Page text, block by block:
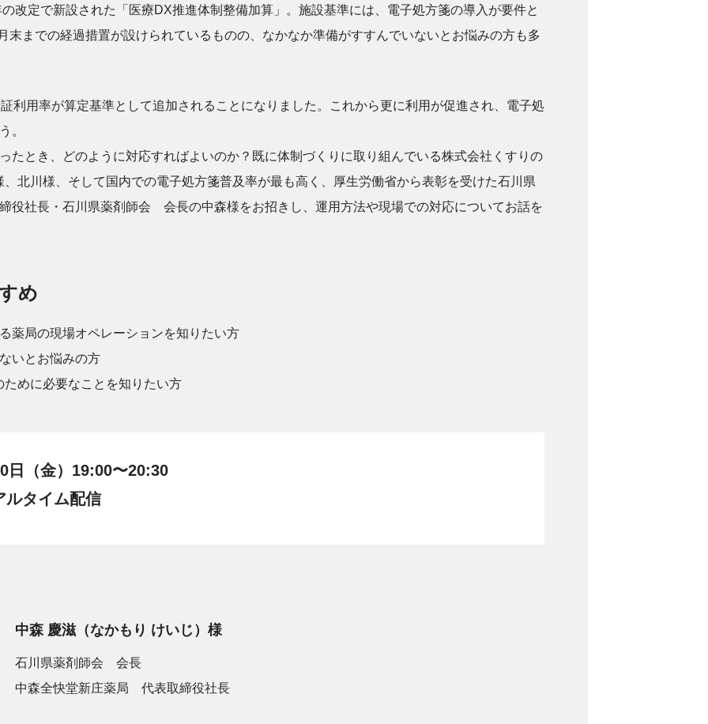
改定で新設された「医療DX推進体制整備加算」。施設基準には、電子処方箋の導入が要件と
末までの経過措置が設けられているものの、なかなか準備がすすんでいないとお悩みの方も多
利用率が算定基準として追加されることになりました。これから更に利用が促進され、電子処
。
たとき、どのように対応すればよいのか？既に体制づくりに取り組んでいる株式会社くすりの
北川様、そして国内での電子処方箋普及率が最も高く、厚生労働省から表彰を受けた石川県
役社長・石川県薬剤師会 会長の中森様をお招きし、運用方法や現場での対応についてお話を
め
薬局の現場オペレーションを知りたい方
いとお悩みの方
めに必要なことを知りたい方
日（金）19:00〜20:30
ルタイム配信
中森 慶滋（なかもり けいじ）様
石川県薬剤師会 会長
中森全快堂新庄薬局 代表取締役社長